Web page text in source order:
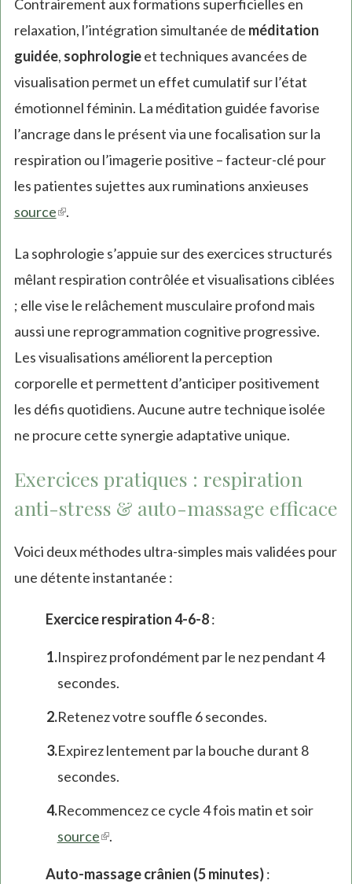
Contrairement aux formations superficielles en
relaxation, l’intégration simultanée de méditation
guidée, sophrologieet techniques avancées de
visualisation permet un effet cumulatif sur l’état
émotionnel féminin. La méditation guidée favorise
l’ancrage dans le présent via une focalisation sur la
respiration ou l’imagerie positive – facteur-clé pour
les patientes sujettes aux ruminations anxieuses
source(link
external)
.
La sophrologie s’appuie sur des exercices structurés
mêlant respiration contrôlée et visualisations ciblées
; elle vise le relâchement musculaire profond mais
aussi une reprogrammation cognitive progressive.
Les visualisations améliorent la perception
corporelle et permettent d’anticiper positivement
les défis quotidiens. Aucune autre technique isolée
ne procure cette synergie adaptative unique.
Exercices pratiques : respiration
anti-stress & auto-massage efficace
Voici deux méthodes ultra-simples mais validées pour
une détente instantanée :
Exercice respiration 4-6-8:
Inspirez profondément par le nez pendant 4
secondes.
Retenez votre souffle 6 secondes.
Expirez lentement par la bouche durant 8
secondes.
Recommencez ce cycle 4 fois matin et soir
source(link
.
Auto-massage crânien (5 minutes):